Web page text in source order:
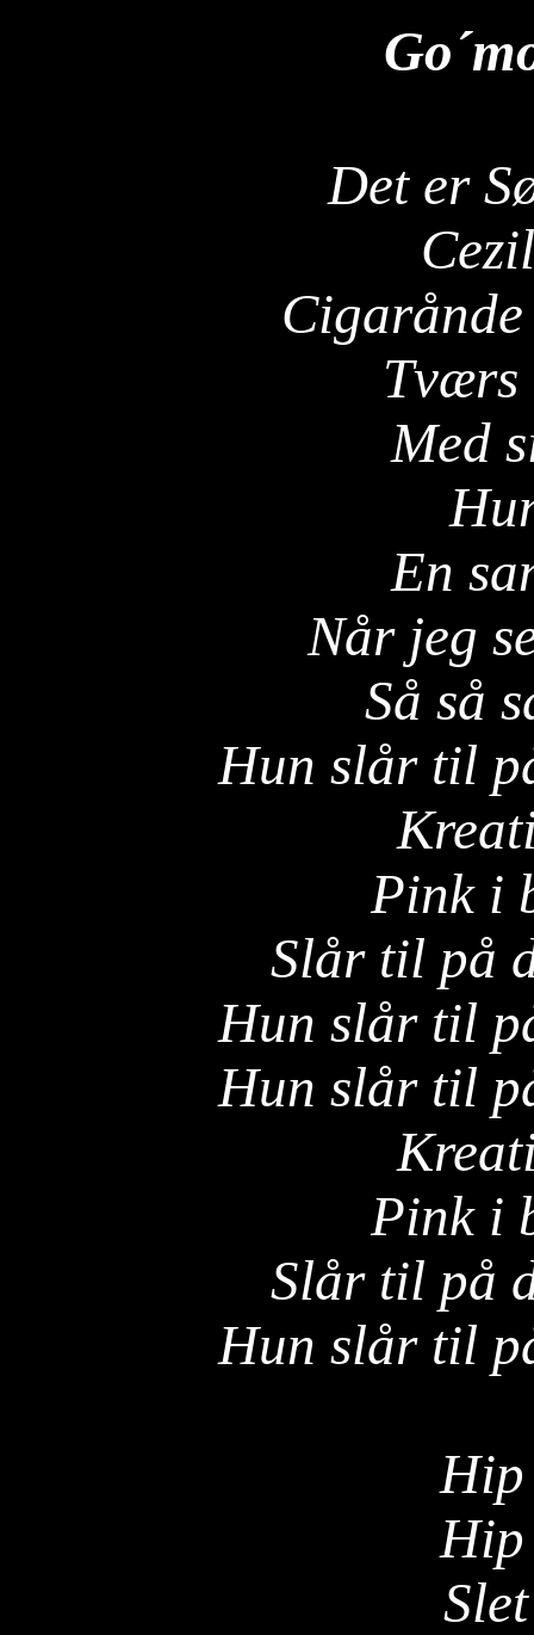
Det er
Tværs
Med
En
Når jeg
Så så
Hun slår til
Pink i
Slår til på
Hun slår til
Hun slår til
Pink i
Slår til på
Hun slår til
Hip
Hip